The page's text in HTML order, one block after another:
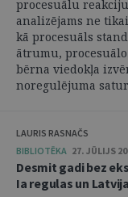
procesuālu
analizējams ne
kā procesuāls
ātrumu,
bērna viedokļa
noregulējuma
LAURIS RASNAČS
BIBLIOTĒKA 27. JŪLIJS
Desmit gadi bez
Ia regulas un